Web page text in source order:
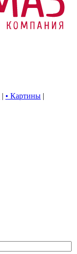
| • Картины |